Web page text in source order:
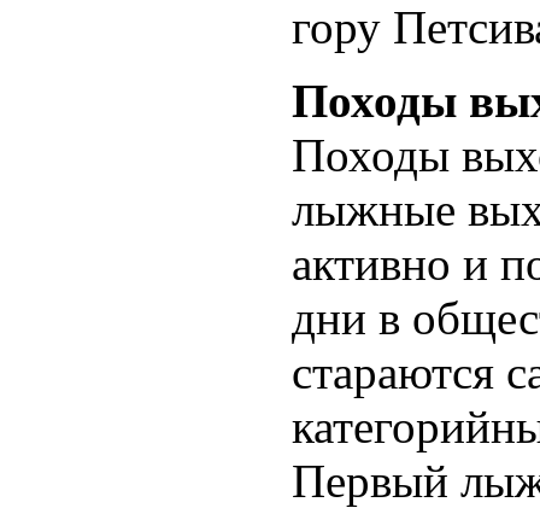
гору
Походы
Походы
лыжные
активно и
дни в
стараются
Первый